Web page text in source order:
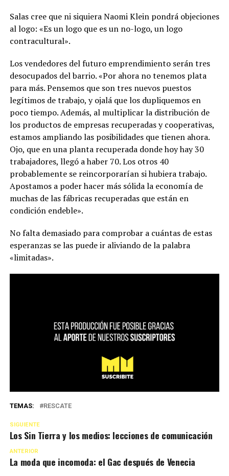
Salas cree que ni siquiera Naomi Klein pondrá objeciones
al logo: «Es un logo que es un no-logo, un logo
contracultural».
Los vendedores del futuro emprendimiento serán tres
desocupados del barrio. «Por ahora no tenemos plata
para más. Pensemos que son tres nuevos puestos
legítimos de trabajo, y ojalá que los dupliquemos en
poco tiempo. Además, al multiplicar la distribución de
los productos de empresas recuperadas y cooperativas,
estamos ampliando las posibilidades que tienen ahora.
Ojo, que en una planta recuperada donde hoy hay 30
trabajadores, llegó a haber 70. Los otros 40
probablemente se reincorporarían si hubiera trabajo.
Apostamos a poder hacer más sólida la economía de
muchas de las fábricas recuperadas que están en
condición endeble».
No falta demasiado para comprobar a cuántas de estas
esperanzas se las puede ir aliviando de la palabra
«limitadas».
TEMAS: RESCATE
SIGUIENTE
Los Sin Tierra y los medios: lecciones de comunicación
ANTERIOR
La moda que incomoda: el Gac después de Venecia